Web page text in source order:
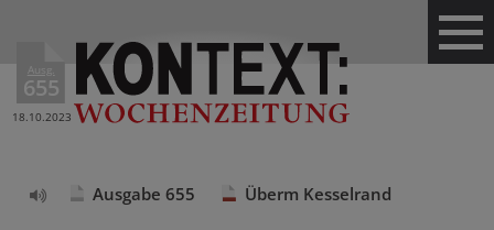
Ausg.
655
18.10.2023
Ausgabe 655 Überm Kesselrand